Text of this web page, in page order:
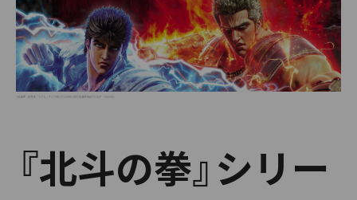
『北斗の拳』シリー